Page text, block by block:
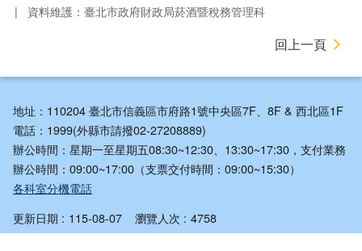
資料維護：臺北市政府財政局菸酒暨稅務管理科
回上一頁
地址：110204 臺北市信義區市府路1號中央區7F、8F & 西北區1F
電話：1999(外縣市請撥02-27208889)
辦公時間：星期一至星期五08:30~12:30、13:30~17:30，支付業務
辦公時間：09:00~17:00（支票交付時間：09:00~15:30）
各科室分機電話
更新日期
115-08-07 瀏覽人次 4758